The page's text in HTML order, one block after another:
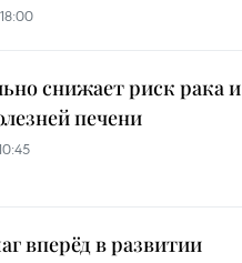
снижает риск рака и
печени
вперёд в развитии